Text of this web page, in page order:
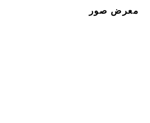
معرض صور